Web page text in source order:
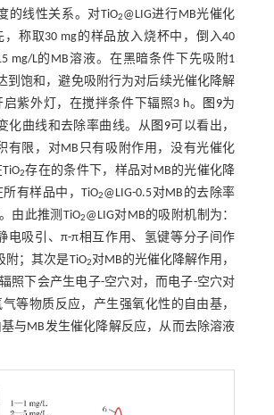
的线性关系。对TiO2@LIG进行MB光催化
，称取30 mg的样品放入烧杯中，倒入40
mg/L的MB溶液。在黑暗条件下先吸附1
到饱和，避免吸附行为对后续光催化降解
紫外灯，在搅拌条件下辐照3 h。
图9为
化曲线和去除率曲线。从 图9可以看出，
有限，对MB只有吸附作用，没有光催化
2存在的条件下，样品对MB的光催化降
有样品中，TiO2@LIG-0.5对MB的去除率
由此推测TiO2@LIG对MB的吸附机制为：
电吸引、π-π相互作用、氢键等分子间作
附；其次是TiO2对MB的光催化降解作用，
照下会产生电子-空穴对，而电子-空穴对
等物质反应，产生强氧化性的自由基，
与MB发生催化降解反应，从而去除溶液